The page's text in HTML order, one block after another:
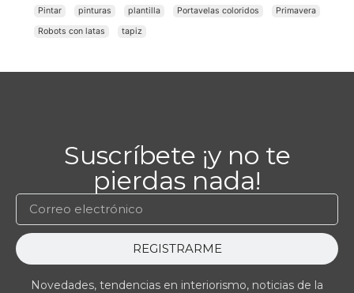
Pintar
pinturas plantilla Portavelas coloridos
Primavera
Robots con latas
tapiz
Suscríbete ¡y no te
pierdas nada!
REGISTRARME
Novedades, tendencias en interiorismo, noticias de la